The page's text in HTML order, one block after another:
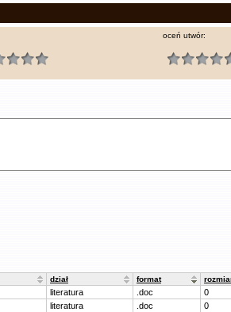
oceń utwór:
dział format
literatura .doc
0
literatura .doc
0